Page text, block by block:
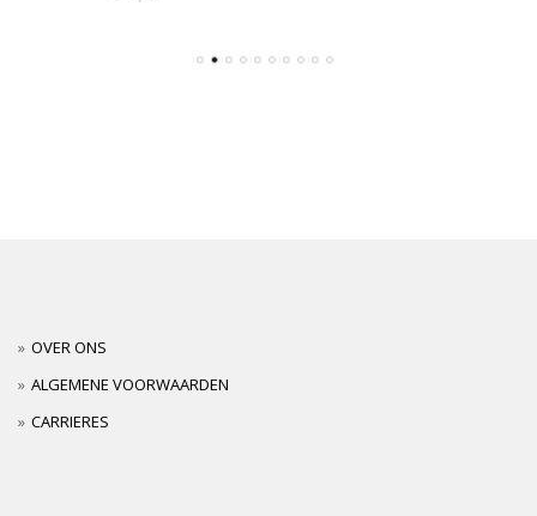
OVER ONS
ALGEMENE VOORWAARDEN
CARRIERES